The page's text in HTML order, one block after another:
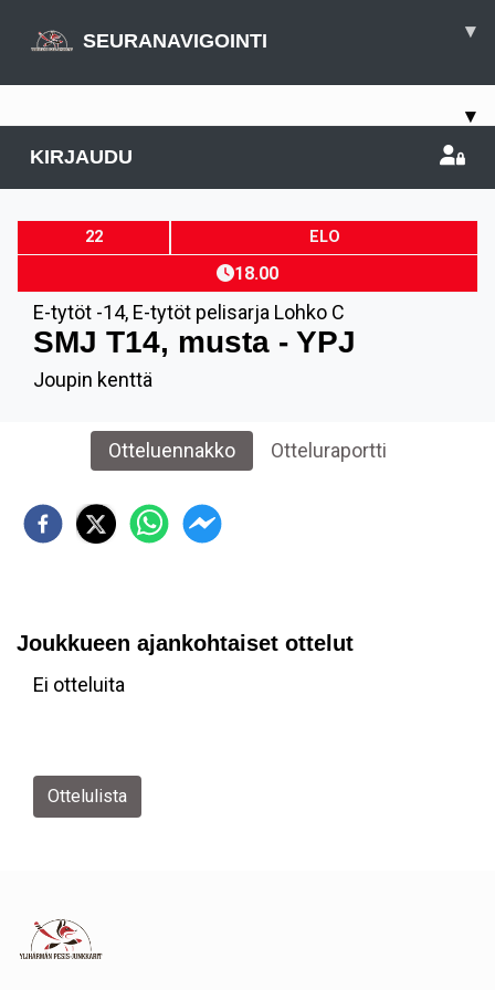
SEURANAVIGOINTI ▾
▾
KIRJAUDU
22 ELO
18.00
E-tytöt -14, E-tytöt pelisarja Lohko C
SMJ T14, musta - YPJ
Joupin kenttä
Otteluennakko Otteluraportti
Joukkueen ajankohtaiset ottelut
Ei otteluita
Ottelulista